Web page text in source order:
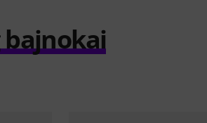
bajnokai